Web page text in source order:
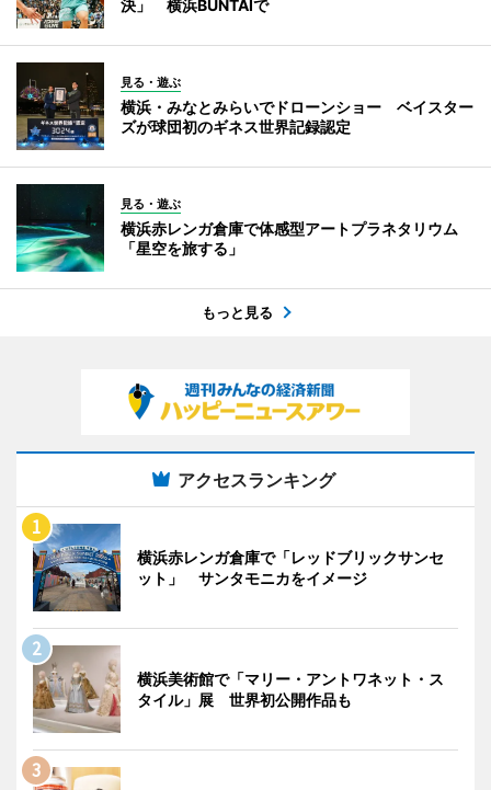
決」 横浜BUNTAIで
見る・遊ぶ
横浜・みなとみらいでドローンショー ベイスター
ズが球団初のギネス世界記録認定
見る・遊ぶ
横浜赤レンガ倉庫で体感型アートプラネタリウム
「星空を旅する」
もっと見る
アクセスランキング
横浜赤レンガ倉庫で「レッドブリックサンセ
ット」 サンタモニカをイメージ
横浜美術館で「マリー・アントワネット・ス
タイル」展 世界初公開作品も